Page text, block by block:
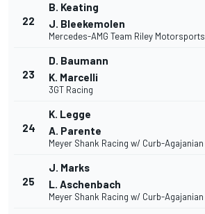
22
B. Keating
J. Bleekemolen
Mercedes-AMG Team Riley Motorsports
23
D. Baumann
K. Marcelli
3GT Racing
24
K. Legge
A. Parente
Meyer Shank Racing w/ Curb-Agajanian
25
J. Marks
L. Aschenbach
Meyer Shank Racing w/ Curb-Agajanian